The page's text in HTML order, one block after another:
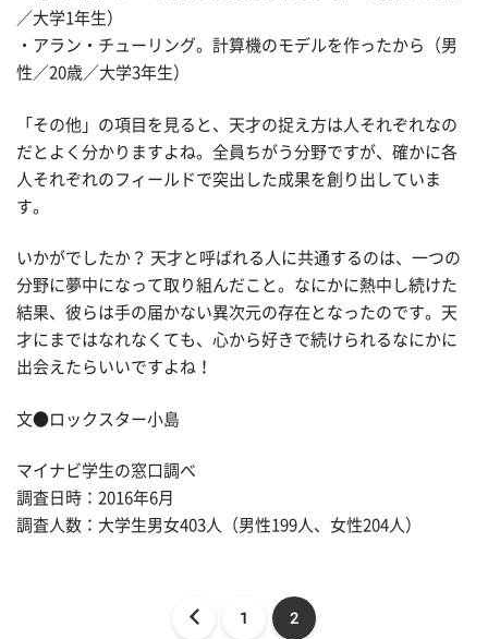
／大学1年生）
・アラン・チューリング。計算機のモデルを作ったから（男
性／20歳／大学3年生）
「その他」の項目を見ると、天才の捉え方は人それぞれなの
だとよく分かりますよね。全員ちがう分野ですが、確かに各
人それぞれのフィールドで突出した成果を創り出していま
す。
いかがでしたか？ 天才と呼ばれる人に共通するのは、一つの
分野に夢中になって取り組んだこと。なにかに熱中し続けた
結果、彼らは手の届かない異次元の存在となったのです。天
才にまではなれなくても、心から好きで続けられるなにかに
出会えたらいいですよね！
文●ロックスター小島
マイナビ学生の窓口調べ
調査日時：2016年6月
調査人数：大学生男女403人（男性199人、女性204人）
1 2